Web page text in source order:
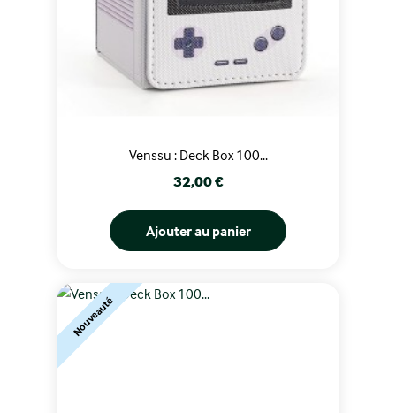
Venssu : Deck Box 100...
Prix
32,00 €
Ajouter au panier
Nouveauté